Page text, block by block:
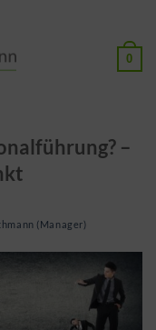
0
–
(Manager)